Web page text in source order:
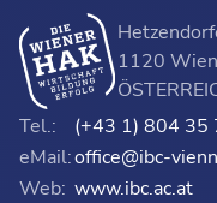
1120 Wien
Tel.:
(+43 1) 804 35
eMail:office@ibc-
Web: www.ibc.ac.at